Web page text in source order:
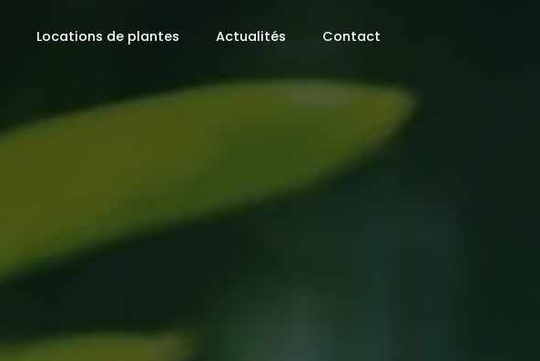
Locations de plantes Actualités Contact